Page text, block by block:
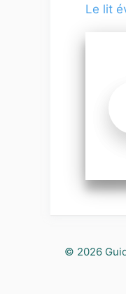
Le lit
© 2026